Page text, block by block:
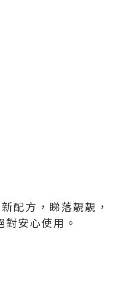
配方，睇落靚靚，
安心使用。